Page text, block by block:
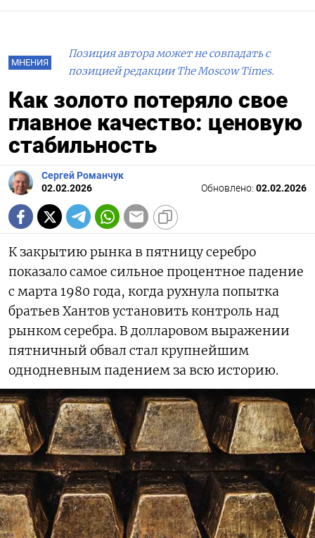
МНЕНИЯ
Позиция автора может не совпадать с
позицией редакции The Moscow Times.
Как золото потеряло свое
главное качество: ценовую
стабильность
Сергей Романчук
02.02.2026
Обновлено: 02.02.2026
К закрытию рынка в пятницу серебро
показало самое сильное процентное падение
с марта 1980 года, когда рухнула попытка
братьев Хантов установить контроль над
рынком серебра. В долларовом выражении
пятничный обвал стал крупнейшим
однодневным падением за всю историю.